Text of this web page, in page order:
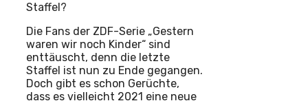
Staffel?
Die Fans der ZDF-Serie „Gestern
waren wir noch Kinder“ sind
enttäuscht, denn die letzte
Staffel ist nun zu Ende gegangen.
Doch gibt es schon Gerüchte,
dass es vielleicht 2021 eine neue